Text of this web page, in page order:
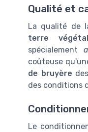
Qualité et
La qualité de
terre
spécialement
coûteuse
de bruyère
des conditions
Le